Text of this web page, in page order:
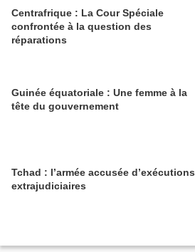
Centrafrique : La Cour Spéciale
confrontée à la question des
réparations
Guinée équatoriale : Une femme à la
tête du gouvernement
Tchad : l’armée accusée d’exécutions
extrajudiciaires